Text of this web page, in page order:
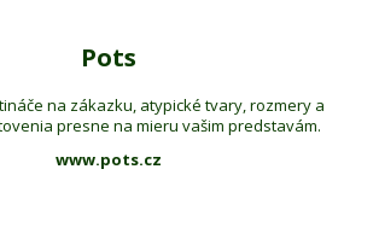
Pots
na zákazku, atypické tvary, rozmery a
presne na mieru vašim predstavám.
www.pots.cz